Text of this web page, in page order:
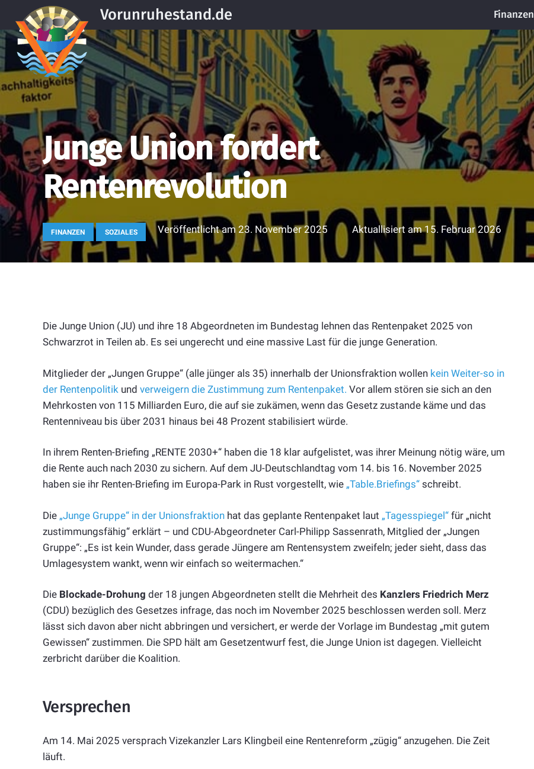
Vorunruhestand.de Finanzen
Junge Union fordert
Rentenrevolution
FINANZEN SOZIALES Veröffentlicht am23. November 2025 Aktuallisiert am15. Februar 2026
Die Junge Union (JU) und ihre 18 Abgeordneten im Bundestag lehnen das Rentenpaket 2025 von
Schwarzrot in Teilen ab. Es sei ungerecht und eine massive Last für die junge Generation.
Mitglieder der „Jungen Gruppe“ (alle jünger als 35) innerhalb der Unionsfraktion wollen kein Weiter-so in
der Rentenpolitik und verweigern die Zustimmung zum Rentenpaket. Vor allem stören sie sich an den
Mehrkosten von 115 Milliarden Euro, die auf sie zukämen, wenn das Gesetz zustande käme und das
Rentenniveau bis über 2031 hinaus bei 48 Prozent stabilisiert würde.
In ihrem Renten-Briefing „RENTE 2030+“ haben die 18 klar aufgelistet, was ihrer Meinung nötig wäre, um
die Rente auch nach 2030 zu sichern. Auf dem JU-Deutschlandtag vom 14. bis 16. November 2025
haben sie ihr Renten-Briefing im Europa-Park in Rust vorgestellt, wie „Table.Briefings“ schreibt.
Die „Junge Gruppe“ in der Unionsfraktion hat das geplante Rentenpaket laut „Tagesspiegel“ für „nicht
zustimmungsfähig“ erklärt – und CDU-Abgeordneter Carl-Philipp Sassenrath, Mitglied der „Jungen
Gruppe“: „Es ist kein Wunder, dass gerade Jüngere am Rentensystem zweifeln; jeder sieht, dass das
Umlagesystem wankt, wenn wir einfach so weitermachen.“
Die Blockade-Drohung der 18 jungen Abgeordneten stellt die Mehrheit des Kanzlers Friedrich Merz
(CDU) bezüglich des Gesetzes infrage, das noch im November 2025 beschlossen werden soll. Merz
lässt sich davon aber nicht abbringen und versichert, er werde der Vorlage im Bundestag „mit gutem
Gewissen“ zustimmen. Die SPD hält am Gesetzentwurf fest, die Junge Union ist dagegen. Vielleicht
zerbricht darüber die Koalition.
Versprechen
Am 14. Mai 2025 versprach Vizekanzler Lars Klingbeil eine Rentenreform „zügig“ anzugehen. Die Zeit
läuft.